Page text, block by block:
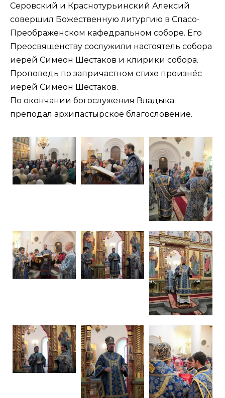
Серовский и Краснотурьинский Алексий
совершил Божественную литургию в Спасо-
Преображенском кафедральном соборе. Его
Преосвященству сослужили настоятель собора
иерей Симеон Шестаков и клирики собора.
Проповедь по запричастном стихе произнёс
иерей Симеон Шестаков.
По окончании богослужения Владыка
преподал архипастырское благословение.